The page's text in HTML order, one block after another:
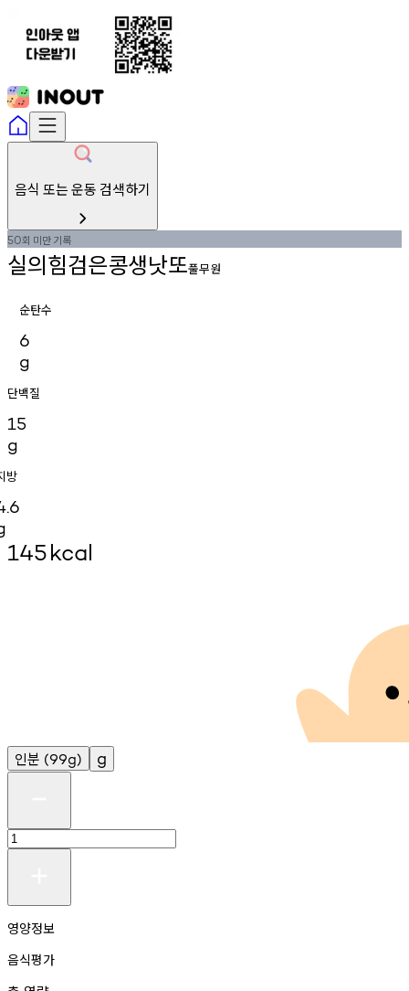
음식 또는 운동 검색하기
50회 미만기록
실의힘검은콩생낫또풀무원
순탄수
6
g
단백질
15
g
방
145kcal
인분 (99g) g
영양정보
음식평가